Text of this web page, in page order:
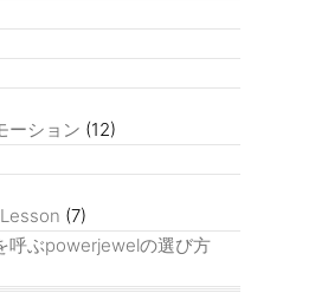
ーション (12)
(7)
呼ぶpowerjewelの選び方